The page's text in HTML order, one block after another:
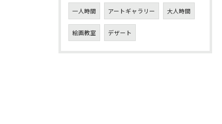
一人時間 アートギャラリー 大人時間
絵画教室 デザート